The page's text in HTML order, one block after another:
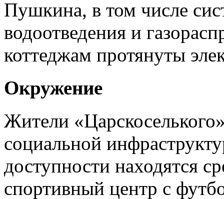
Пушкина, в том числе
водоотведения и
коттеджам протянуты
Окружение
Жители
социальной
доступности находятся
спортивный центр с